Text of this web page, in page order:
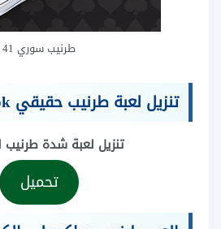
طرنيب سوري 41
تنزيل لعبة طرنيب حقيقي apk اخر اصدار
تنزيل لعبة شدة طرنيب
تحميل